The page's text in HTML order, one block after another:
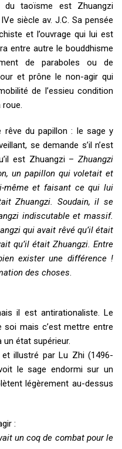
du taoïsme est Zhuangzi
siècle av. J.C. Sa pensée
et l’ouvrage qui lui est
entre autre le bouddhisme
de paraboles ou de
et prône le non-agir qui
de l’essieu condition
du papillon : le sage y
se demande s’il n’est
est Zhuangzi – Zhuangzi
un papillon qui voletait et
même et faisant ce qui lui
Zhuangzi. Soudain, il se
indiscutable et massif.
qui avait rêvé qu’il était
qu’il était Zhuangzi. Entre
exister une différence !
des choses.
il est antirationaliste. Le
soi mais c’est mettre entre
état supérieur.
illustré par Lu Zhi (1496-
le sage endormi sur un
légèrement au-dessus
:
un coq de combat pour le